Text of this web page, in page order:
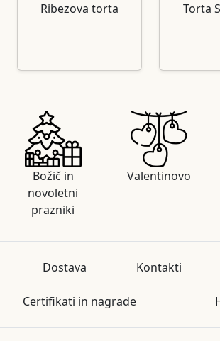
Ribezova torta Torta
Božič in
novoletni
prazniki
Valentinovo
Dostava Kontakti
Certifikati in nagrade